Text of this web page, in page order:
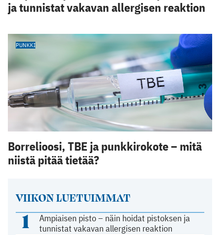
VIIKON LUETUIMMAT
1
Ampiaisen pisto – näin hoidat pistoksen ja
tunnistat vakavan allergisen reaktion
ja tunnistat vakavan allergisen reaktion
PUNKKI
Borrelioosi, TBE ja punkkirokote – mitä
niistä pitää tietää?